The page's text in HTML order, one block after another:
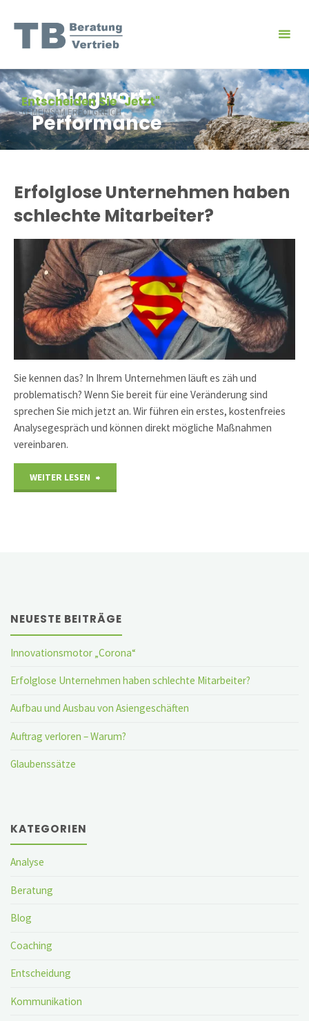
Entscheiden Sie "Jetzt"
GEMEINSAM ERFOLGREICH
Schlagwort:
Performance
Erfolglose Unternehmen haben
schlechte Mitarbeiter?
Sie kennen das? In Ihrem Unternehmen läuft es zäh und
problematisch? Wenn Sie bereit für eine Veränderung sind
sprechen Sie mich jetzt an. Wir führen ein erstes, kostenfreies
Analysegespräch und können direkt mögliche Maßnahmen
vereinbaren.
WEITER LESEN
NEUESTE BEITRÄGE
Innovationsmotor „Corona“
Erfolglose Unternehmen haben schlechte Mitarbeiter?
Aufbau und Ausbau von Asiengeschäften
Auftrag verloren – Warum?
Glaubenssätze
KATEGORIEN
Analyse
Beratung
Blog
Coaching
Entscheidung
Kommunikation